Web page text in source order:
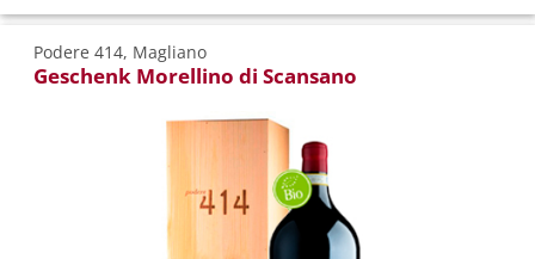
Podere 414, Magliano
Geschenk Morellino di Scansano